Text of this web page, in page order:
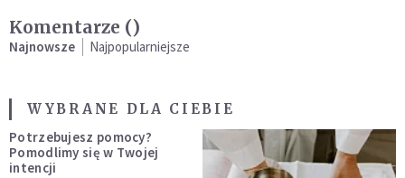
Komentarze ()
Najnowsze Najpopularniejsze
WYBRANE DLA CIEBIE
Potrzebujesz pomocy?
Pomodlimy się w Twojej
intencji